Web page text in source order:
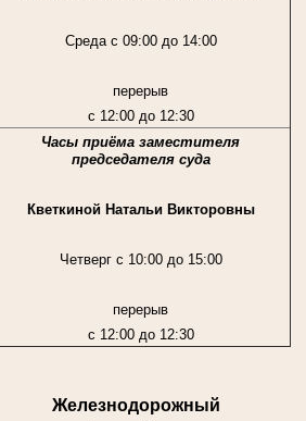
Среда с 09:00 до 14:00
перерыв
с 12:00 до 12:30
Часы приёма заместителя
председателя суда
Кветкиной Натальи Викторовны
Четверг с 10:00 до 15:00
перерыв
с 12:00 до 12:30
Железнодорожный